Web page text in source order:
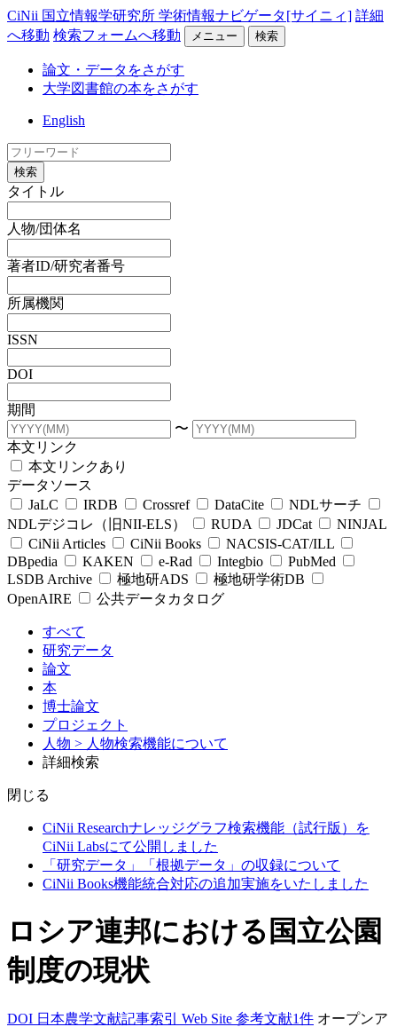
CiNii 国立情報学研究所 学術情報ナビゲータ[サイニィ] 詳細
へ移動 検索フォームへ移動 メニュー 検索
論文・データをさがす
大学図書館の本をさがす
English
検索
タイトル
人物/団体名
著者ID/研究者番号
所属機関
ISSN
DOI
期間
〜
本文リンク
本文リンクあり
データソース
JaLC
IRDB Crossref DataCite
NDLサーチ
NDLデジコレ（旧NII-ELS）
RUDA JDCat
NINJAL
CiNii Articles
CiNii Books
NACSIS-CAT/ILL
DBpedia
KAKEN e-Rad Integbio
PubMed
LSDB Archive
極地研ADS
極地研学術DB
OpenAIRE
公共データカタログ
すべて
研究データ
論文
本
博士論文
プロジェクト
人物 > 人物検索機能について
詳細検索
閉じる
CiNii Researchナレッジグラフ検索機能（試行版）を
CiNii Labsにて公開しました
「研究データ」「根拠データ」の収録について
CiNii Books機能統合対応の追加実施をいたしました
ロシア連邦における国立公園
制度の現状
DOI 日本農学文献記事索引 Web Site 参考文献1件 オープンア